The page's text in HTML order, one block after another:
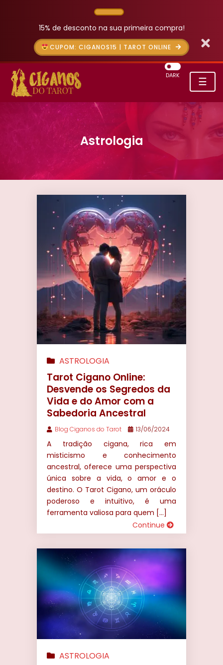
15% de desconto na sua primeira compra!
CUPOM: CIGANOS15 | TAROT ONLINE
☰
DARK
Astrologia
ASTROLOGIA
Tarot Cigano Online:
Desvende os Segredos da
Vida e do Amor com a
Sabedoria Ancestral
Blog Ciganos do Tarot 13/06/2024
A tradição cigana, rica em
misticismo e conhecimento
ancestral, oferece uma perspectiva
única sobre a vida, o amor e o
destino. O Tarot Cigano, um oráculo
poderoso e intuitivo, é uma
ferramenta valiosa para quem […]
Continue
ASTROLOGIA